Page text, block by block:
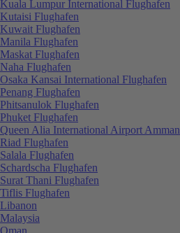
Kuala Lumpur International Flughafen
Kutaisi Flughafen
Kuwait Flughafen
Manila Flughafen
Maskat Flughafen
Naha Flughafen
Osaka Kansai International Flughafen
Penang Flughafen
Phitsanulok Flughafen
Phuket Flughafen
Queen Alia International Airport Amman
Riad Flughafen
Salala Flughafen
Schardscha Flughafen
Surat Thani Flughafen
Tiflis Flughafen
Libanon
Malaysia
Oman